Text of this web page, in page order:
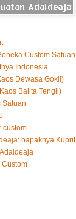
Custom Satuan
Indonesia
Dewasa Gokil)
Balita Tengil)
Satuan
custom
bapaknya Kuprit
Custom